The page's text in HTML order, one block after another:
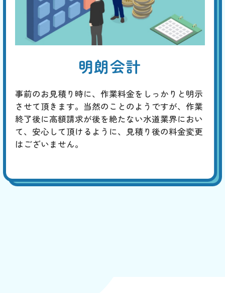
明朗会計
事前のお見積り時に、作業料金をしっかりと明示
させて頂きます。当然のことのようですが、作業
終了後に高額請求が後を絶たない水道業界におい
て、安心して頂けるように、見積り後の料金変更
はございません。